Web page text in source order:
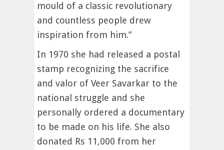
mould of a classic revolutionary
and countless people drew
inspiration from him.”
In 1970 she had released a postal
stamp recognizing the sacrifice
and valor of Veer Savarkar to the
national struggle and she
personally ordered a documentary
to be made on his life. She also
donated Rs 11,000 from her